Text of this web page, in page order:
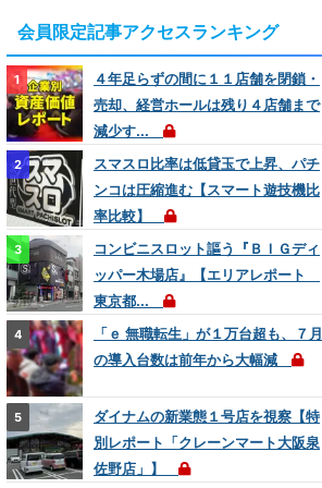
会員限定記事アクセスランキング
４年足らずの間に１１店舗を閉鎖・
売却、経営ホールは残り４店舗まで
減少す...
スマスロ比率は低貸玉で上昇、パチ
ンコは圧縮進む【スマート遊技機比
率比較】
コンビニスロット謳う『ＢＩＧディ
ッパー木場店』【エリアレポート
東京都...
「ｅ 無職転生」が１万台超も、７月
の導入台数は前年から大幅減
ダイナムの新業態１号店を視察【特
別レポート「クレーンマート大阪泉
佐野店」】